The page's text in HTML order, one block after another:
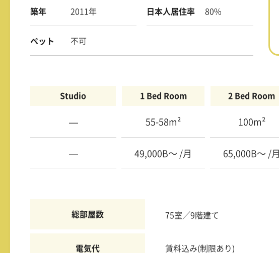
築年 2011年 日本人居住率 80%
ペット 不可
Studio 1 Bed Room 2 Bed Room
— 55-58m² 100m²
— 49,000B〜 /月 65,000B〜 /月
総部屋数 75室／9階建て
電気代 賃料込み(制限あり)